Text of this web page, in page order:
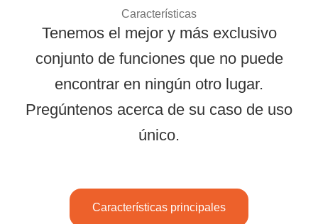
además de herramientas
avanzadas como
administrador de
preguntas y formularios
personalizados.
Soluciones
Características
Tenemos el mejor y más exclusivo
conjunto de funciones que no puede
encontrar en ningún otro lugar.
Pregúntenos acerca de su caso de uso
único.
Características principales